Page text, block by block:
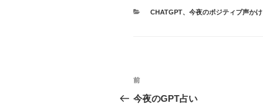
カ
CHATGPT、 今夜のポジティブ声かけ
投
稿
前
の
前
今夜のGPT占い